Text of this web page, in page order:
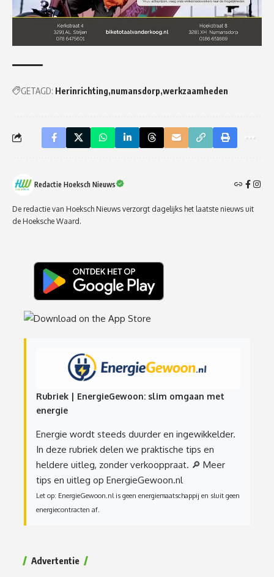
GETAGD: Herinrichting numansdorp werkzaamheden
Redactie Hoeksch Nieuws
De redactie van Hoeksch Nieuws verzorgt dagelijks het laatste nieuws uit
de Hoeksche Waard.
Rubriek | EnergieGewoon: slim omgaan met
energie
Energie wordt steeds duurder en ingewikkelder.
In deze rubriek delen we praktische tips en
heldere uitleg, zonder verkooppraat. 🔎 Meer
tips en uitleg op EnergieGewoon.nl
Let op: EnergieGewoon.nl is geen energiemaatschappij en sluit geen
energiecontracten af.
Advertentie